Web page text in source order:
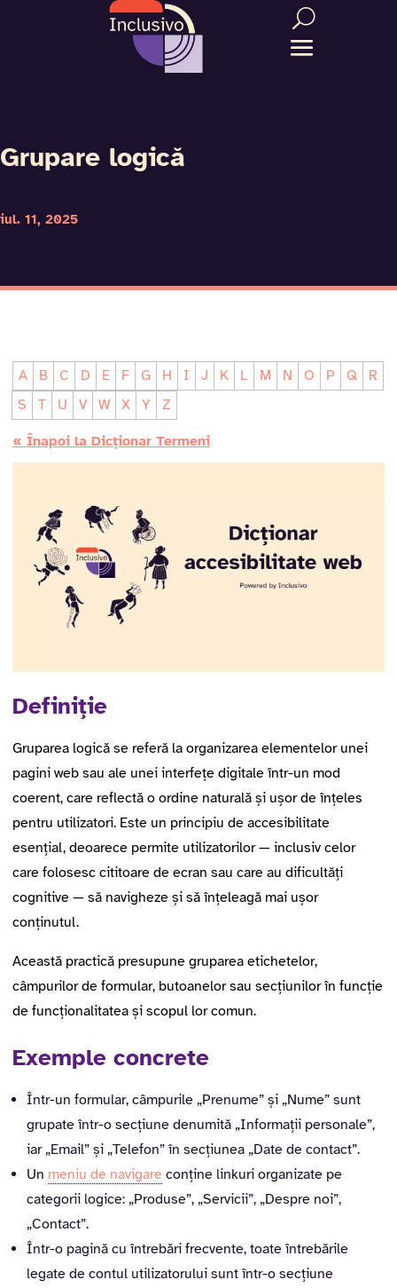
Grupare logică
iul. 11, 2025
A B C D E F G H I J K L M N O P Q
R
S
T U V W X Y Z
« Înapoi la Dicționar Termeni
Definiție
Gruparea logică se referă la organizarea elementelor unei
pagini web sau ale unei interfețe digitale într-un mod
coerent, care reflectă o ordine naturală și ușor de înțeles
pentru utilizatori. Este un principiu de accesibilitate
esențial, deoarece permite utilizatorilor — inclusiv celor
care folosesc cititoare de ecran sau care au dificultăți
cognitive — să navigheze și să înțeleagă mai ușor
conținutul.
Această practică presupune gruparea etichetelor,
câmpurilor de formular, butoanelor sau secțiunilor în funcție
de funcționalitatea și scopul lor comun.
Exemple concrete
Într-un formular, câmpurile „Prenume” și „Nume” sunt
grupate într-o secțiune denumită „Informații personale”,
iar „Email” și „Telefon” în secțiunea „Date de contact”.
Un meniu de navigare conține linkuri organizate pe
categorii logice: „Produse”, „Servicii”, „Despre noi”,
„Contact”.
Într-o pagină cu întrebări frecvente, toate întrebările
legate de contul utilizatorului sunt într-o secțiune